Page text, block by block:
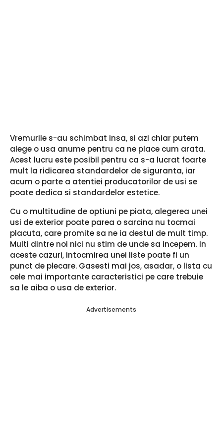
Vremurile s-au schimbat insa, si azi chiar putem
alege o usa anume pentru ca ne place cum arata.
Acest lucru este posibil pentru ca s-a lucrat foarte
mult la ridicarea standardelor de siguranta, iar
acum o parte a atentiei producatorilor de usi se
poate dedica si standardelor estetice.
Cu o multitudine de optiuni pe piata, alegerea unei
usi de exterior poate parea o sarcina nu tocmai
placuta, care promite sa ne ia destul de mult timp.
Multi dintre noi nici nu stim de unde sa incepem. In
aceste cazuri, intocmirea unei liste poate fi un
punct de plecare. Gasesti mai jos, asadar, o lista cu
cele mai importante caracteristici pe care trebuie
sa le aiba o usa de exterior.
Advertisements